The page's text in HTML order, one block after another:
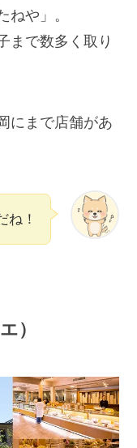
ねや」。
まで数多く取り
にまで店舗があ
ね！
）